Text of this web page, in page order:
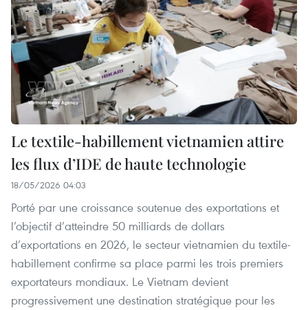
Le textile-habillement vietnamien attire
les flux d’IDE de haute technologie
18/05/2026 04:03
Porté par une croissance soutenue des exportations et
l’objectif d’atteindre 50 milliards de dollars
d’exportations en 2026, le secteur vietnamien du textile-
habillement confirme sa place parmi les trois premiers
exportateurs mondiaux. Le Vietnam devient
progressivement une destination stratégique pour les